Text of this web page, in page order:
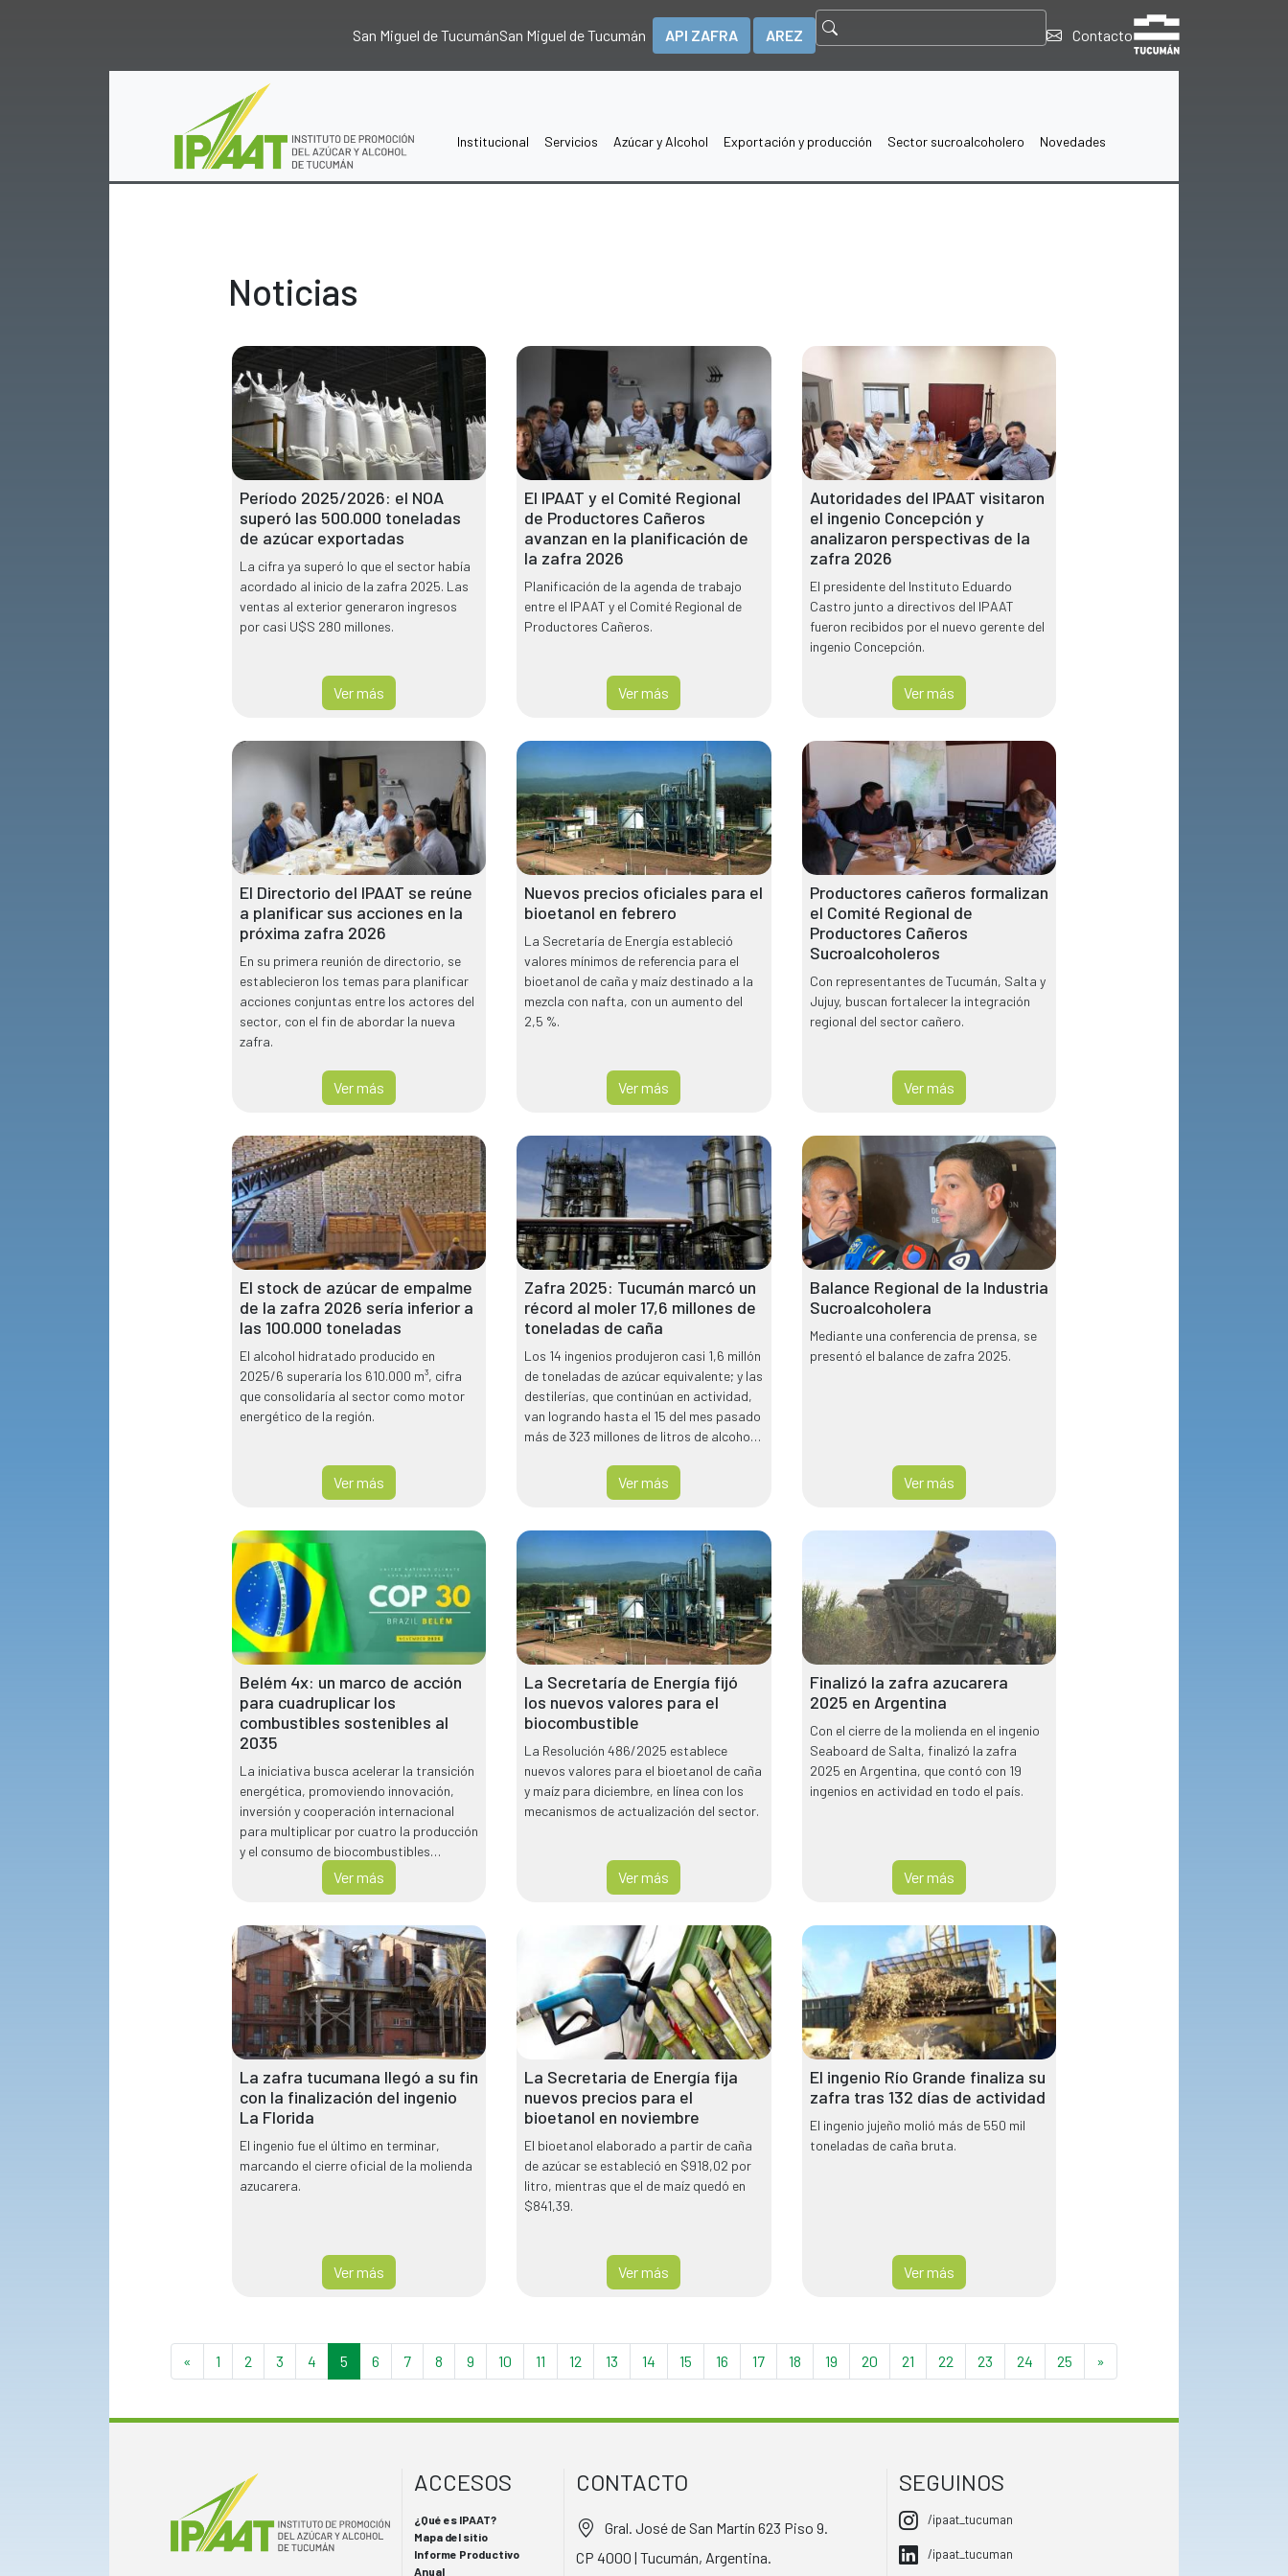
San Miguel de TucumánSan Miguel de Tucumán API ZAFRA AREZ Contacto
Institucional Servicios Azúcar y Alcohol Exportación y producción Sector sucroalcoholero Novedades
Noticias
Período 2025/2026: el NOA
superó las 500.000 toneladas
de azúcar exportadas
La cifra ya superó lo que el sector había
acordado al inicio de la zafra 2025. Las
ventas al exterior generaron ingresos
por casi U$S 280 millones.
Ver más
El IPAAT y el Comité Regional
de Productores Cañeros
avanzan en la planificación de
la zafra 2026
Planificación de la agenda de trabajo
entre el IPAAT y el Comité Regional de
Productores Cañeros.
Ver más
Autoridades del IPAAT visitaron
el ingenio Concepción y
analizaron perspectivas de la
zafra 2026
El presidente del Instituto Eduardo
Castro junto a directivos del IPAAT
fueron recibidos por el nuevo gerente del
ingenio Concepción.
Ver más
El Directorio del IPAAT se reúne
a planificar sus acciones en la
próxima zafra 2026
En su primera reunión de directorio, se
establecieron los temas para planificar
acciones conjuntas entre los actores del
sector, con el fin de abordar la nueva
zafra.
Ver más
Nuevos precios oficiales para el
bioetanol en febrero
La Secretaría de Energía estableció
valores mínimos de referencia para el
bioetanol de caña y maíz destinado a la
mezcla con nafta, con un aumento del
2,5 %.
Ver más
Productores cañeros formalizan
el Comité Regional de
Productores Cañeros
Sucroalcoholeros
Con representantes de Tucumán, Salta y
Jujuy, buscan fortalecer la integración
regional del sector cañero.
Ver más
El stock de azúcar de empalme
de la zafra 2026 sería inferior a
las 100.000 toneladas
El alcohol hidratado producido en
2025/6 superaría los 610.000 m³, cifra
que consolidaría al sector como motor
energético de la región.
Ver más
Zafra 2025: Tucumán marcó un
récord al moler 17,6 millones de
toneladas de caña
Los 14 ingenios produjeron casi 1,6 millón
de toneladas de azúcar equivalente; y las
destilerías, que continúan en actividad,
van logrando hasta el 15 del mes pasado
más de 323 millones de litros de alcohol
Ver más
Balance Regional de la Industria
Sucroalcoholera
Mediante una conferencia de prensa, se
presentó el balance de zafra 2025.
Ver más
Belém 4x: un marco de acción
para cuadruplicar los
combustibles sostenibles al
2035
La iniciativa busca acelerar la transición
energética, promoviendo innovación,
inversión y cooperación internacional
para multiplicar por cuatro la producción
y el consumo de biocombustibles
sostenibles hacia 2035.
Ver más
La Secretaría de Energía fijó
los nuevos valores para el
biocombustible
La Resolución 486/2025 establece
nuevos valores para el bioetanol de caña
y maíz para diciembre, en línea con los
mecanismos de actualización del sector.
Ver más
Finalizó la zafra azucarera
2025 en Argentina
Con el cierre de la molienda en el ingenio
Seaboard de Salta, finalizó la zafra
2025 en Argentina, que contó con 19
ingenios en actividad en todo el país.
Ver más
La zafra tucumana llegó a su fin
con la finalización del ingenio
La Florida
El ingenio fue el último en terminar,
marcando el cierre oficial de la molienda
azucarera.
Ver más
La Secretaria de Energía fija
nuevos precios para el
bioetanol en noviembre
El bioetanol elaborado a partir de caña
de azúcar se estableció en $918,02 por
litro, mientras que el de maíz quedó en
$841,39.
Ver más
El ingenio Río Grande finaliza su
zafra tras 132 días de actividad
El ingenio jujeño molió más de 550 mil
toneladas de caña bruta.
Ver más
« 1 2 3 4 5 6 7 8 9 10 11 12 13 14 15 16 17 18 19 20 21 22 23 24 25 »
ACCESOS
¿Qué es IPAAT?
Mapa del sitio
Informe Productivo
Anual
CONTACTO
Gral. José de San Martín 623 Piso 9.
CP 4000 | Tucumán, Argentina.
SEGUINOS
/ipaat_tucuman
/ipaat_tucuman